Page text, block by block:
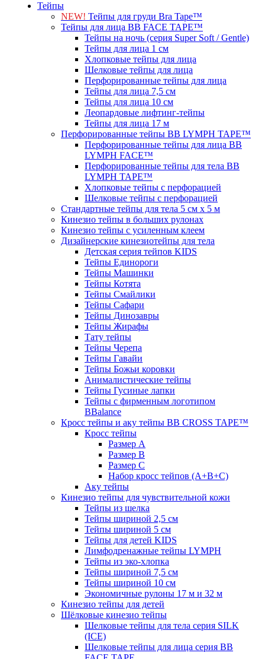
Тейпы
NEW! Тейпы для груди Bra Tape™
Тейпы для лица BB FACE TAPE™
Тейпы на ночь (серия Super Soft / Gentle)
Тейпы для лица 1 см
Хлопковые тейпы для лица
Шелковые тейпы для лица
Перфорированные тейпы для лица
Тейпы для лица 7,5 см
Тейпы для лица 10 см
Леопардовые лифтинг-тейпы
Тейпы для лица 17 м
Перфорированные тейпы BB LYMPH TAPE™
Перфорированные тейпы для лица BB
LYMPH FACE™
Перфорированные тейпы для тела BB
LYMPH TAPE™
Хлопковые тейпы с перфорацией
Шелковые тейпы с перфорацией
Стандартные тейпы для тела 5 см x 5 м
Кинезио тейпы в больших рулонах
Кинезио тейпы с усиленным клеем
Дизайнерские кинезиотейпы для тела
Детская серия тейпов KIDS
Тейпы Единороги
Тейпы Машинки
Тейпы Котята
Тейпы Смайлики
Тейпы Сафари
Тейпы Динозавры
Тейпы Жирафы
Тату тейпы
Тейпы Черепа
Тейпы Гавайи
Тейпы Божьи коровки
Анималистические тейпы
Тейпы Гусиные лапки
Тейпы с фирменным логотипом
BBalance
Кросс тейпы и аку тейпы BB CROSS TAPE™
Кросс тейпы
Размер А
Размер B
Размер С
Набор кросс тейпов (А+B+C)
Аку тейпы
Кинезио тейпы для чувствительной кожи
Тейпы из шелка
Тейпы шириной 2,5 см
Тейпы шириной 5 см
Тейпы для детей KIDS
Лимфодренажные тейпы LYMPH
Тейпы из эко-хлопка
Тейпы шириной 7,5 см
Тейпы шириной 10 см
Экономичные рулоны 17 м и 32 м
Кинезио тейпы для детей
Шёлковые кинезио тейпы
Шелковые тейпы для тела серия SILK
(ICE)
Шелковые тейпы для лица серия BB